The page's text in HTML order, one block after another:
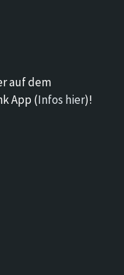
auf dem
App (Infos hier)!